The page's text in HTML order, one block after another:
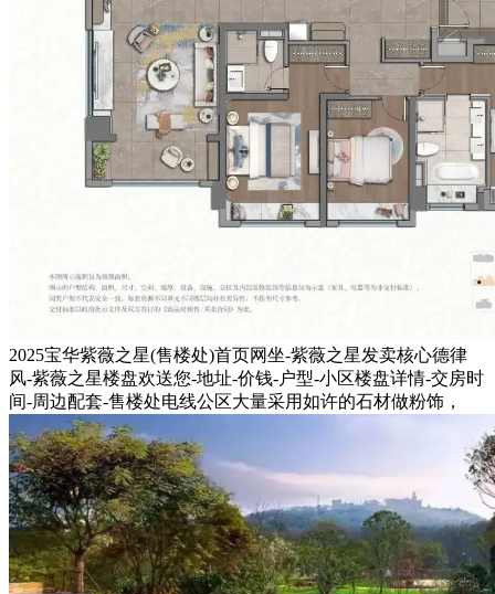
2025宝华紫薇之星(售楼处)首页网坐-紫薇之星发卖核心德律
风-紫薇之星楼盘欢送您-地址-价钱-户型-小区楼盘详情-交房时
间-周边配套-售楼处电线公区大量采用如许的石材做粉饰，